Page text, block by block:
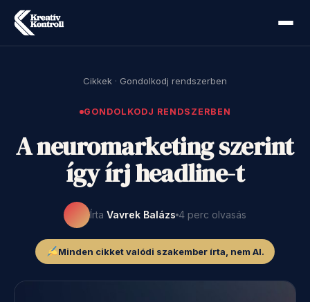
Cikkek · Gondolkodj rendszerben
GONDOLKODJ RENDSZERBEN
A neuromarketing szerint
így írj headline-t
Írta Vavrek Balázs 4 perc olvasás
Minden cikket valódi szakember írta, nem AI.